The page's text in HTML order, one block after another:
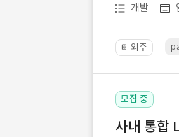
개발
📔 외주
모집 중
사내 통합